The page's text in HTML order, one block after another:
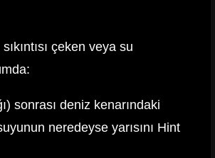
çeken veya su
sonrası deniz kenarındaki
neredeyse yarısını Hint